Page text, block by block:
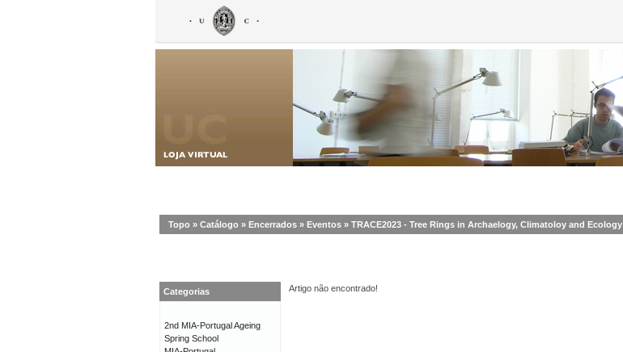
Topo » Catálogo » Encerrados » Eventos » TRACE2023 - Tree Rings in Archaelogy, Climatoloy and Ecology
Artigo não encontrado!
Categorias
2nd MIA-Portugal Ageing
Spring School